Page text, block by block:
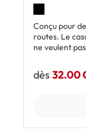
Conçu pour
routes. Le
ne veulent
de vélo léger
fixe sans
montage/
dès 32.00